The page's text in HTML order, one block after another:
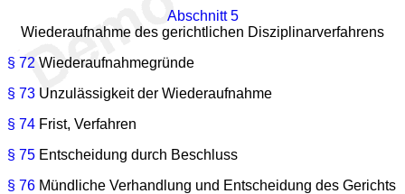
Abschnitt 5
Wiederaufnahme des gerichtlichen Disziplinarverfahrens
§ 72 Wiederaufnahmegründe
§ 73 Unzulässigkeit der Wiederaufnahme
§ 74 Frist, Verfahren
§ 75 Entscheidung durch Beschluss
§ 76 Mündliche Verhandlung und Entscheidung des Gerichts